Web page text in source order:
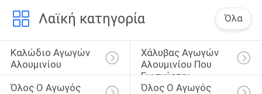
Λαϊκή κατηγορία Όλα
Καλώδιο Αγωγών
Αλουμινίου
Χάλυβας Αγωγών
Αλουμινίου Που
Ενισχύεται
Όλος Ο Αγωγός
Όλος Ο Αγωγός